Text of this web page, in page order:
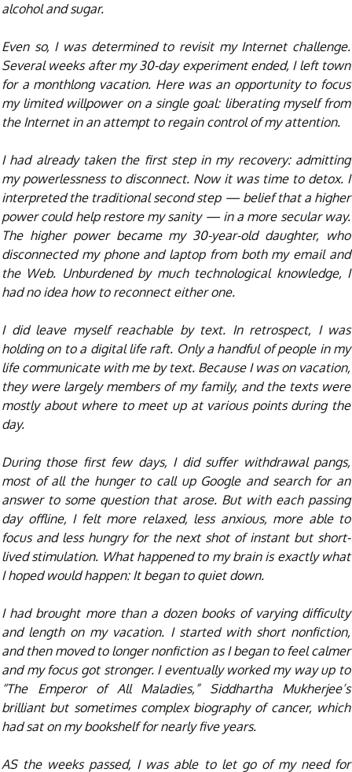
alcohol and sugar.
Even so, I was determined to revisit my Internet challenge.
Several weeks after my 30-day experiment ended, I left town
for a monthlong vacation. Here was an opportunity to focus
my limited willpower on a single goal: liberating myself from
the Internet in an attempt to regain control of my attention.
I had already taken the first step in my recovery: admitting
my powerlessness to disconnect. Now it was time to detox. I
interpreted the traditional second step — belief that a higher
power could help restore my sanity — in a more secular way.
The higher power became my 30-year-old daughter, who
disconnected my phone and laptop from both my email and
the Web. Unburdened by much technological knowledge, I
had no idea how to reconnect either one.
I did leave myself reachable by text. In retrospect, I was
holding on to a digital life raft. Only a handful of people in my
life communicate with me by text. Because I was on vacation,
they were largely members of my family, and the texts were
mostly about where to meet up at various points during the
day.
During those first few days, I did suffer withdrawal pangs,
most of all the hunger to call up Google and search for an
answer to some question that arose. But with each passing
day offline, I felt more relaxed, less anxious, more able to
focus and less hungry for the next shot of instant but short-
lived stimulation. What happened to my brain is exactly what
I hoped would happen: It began to quiet down.
I had brought more than a dozen books of varying difficulty
and length on my vacation. I started with short nonfiction,
and then moved to longer nonfiction as I began to feel calmer
and my focus got stronger. I eventually worked my way up to
“The Emperor of All Maladies,” Siddhartha Mukherjee’s
brilliant but sometimes complex biography of cancer, which
had sat on my bookshelf for nearly five years.
AS the weeks passed, I was able to let go of my need for